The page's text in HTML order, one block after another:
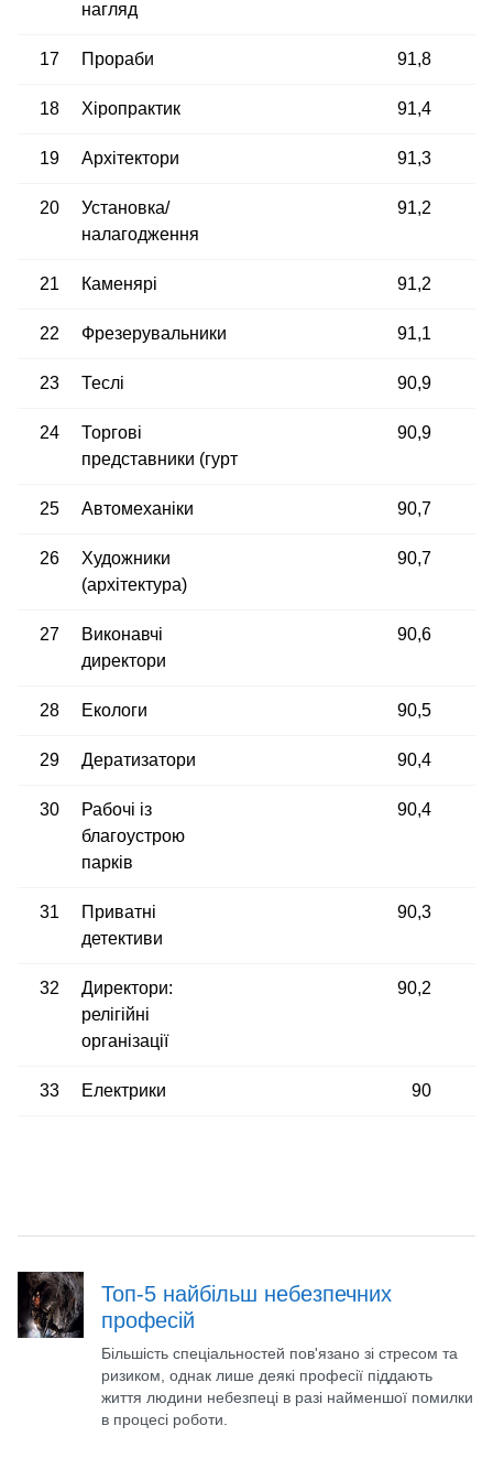
нагляд
17 Прораби 91,8
18 Хіропрактик 91,4
19 Архітектори 91,3
20
Установка/​
налагодження
91,2
21 Каменярі 91,2
22 Фрезерувальники 91,1
23 Теслі 90,9
24
Торгові
представники (гурт
90,9
25 Автомеханіки 90,7
26
Художники
(архітектура)
90,7
27
Виконавчі
директори
90,6
28 Екологи 90,5
29 Дератизатори 90,4
30
Рабочі із
благоустрою
парків
90,4
31
Приватні
детективи
90,3
32
Директори:
релігійні
організації
90,2
33 Електрики 90
Топ-5 найбільш небезпечних
професій
Більшість спеціальностей пов'язано зі стресом та
ризиком, однак лише деякі професії піддають
життя людини небезпеці в разі найменшої помилки
в процесі роботи.